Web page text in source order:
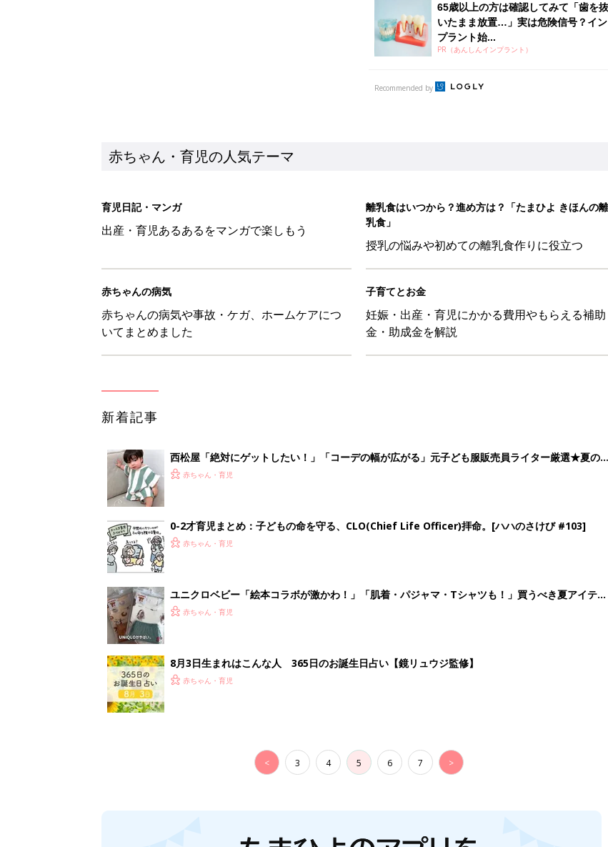
授乳の悩みや初めての離乳食作りに役立つ
子育てとお金
妊娠・出産・育児にかかる費用やもらえる補助
金・助成金を解説
西松屋「絶対にゲットしたい！」「コーデの幅が広がる」元子ども服販売員ライター厳選★夏のバ
ズりアイテム5選
赤ちゃん・育児
0-2才育児まとめ：子どもの命を守る、CLO(Chief Life Officer)拝命。[ハハのさけび #103]
赤ちゃん・育児
ユニクロベビー「絵本コラボが激かわ！」「肌着・パジャマ・Tシャツも！」買うべき夏アイテム
< 3 4 5 6 7 >